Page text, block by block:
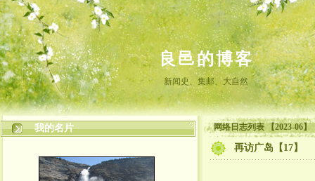
良邑的博客
新闻史、集邮、大自然
我的名片 网络日志列表 【2023-06】
再访广岛【17】